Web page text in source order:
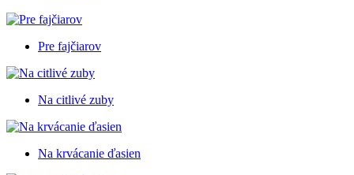
Pre fajčiarov
Na citlivé zuby
Na krvácanie ďasien